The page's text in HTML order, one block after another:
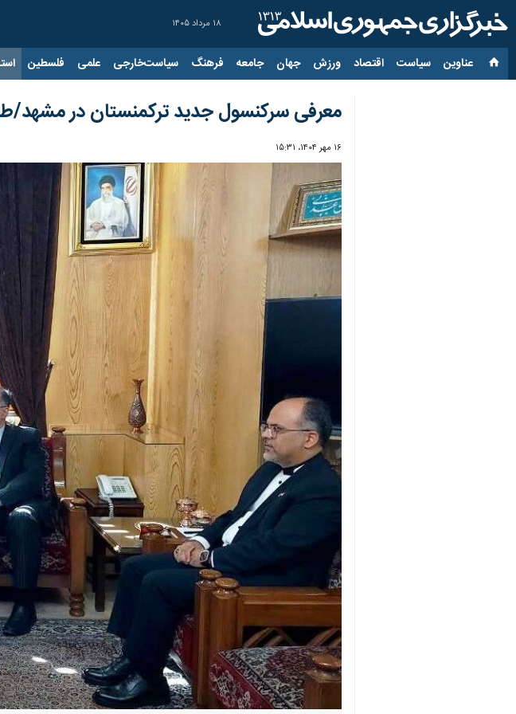
۱۸ مرداد ۱۴۰۵
عناوین‌ سیاست اقتصاد ورزش جهان جامعه فرهنگ سیاست‌خارجی علمی فلسطین
معرفی سرکنسول جدید ترکمنستان در مشهد/
۱۶ مهر ۱۴۰۴، ۱۵:۳۱